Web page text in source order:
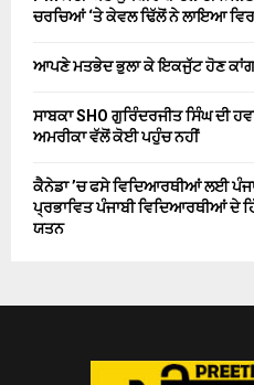
ਚਰਚਿਆਂ ‘ਤੇ ਕੇਵਲ ਢਿੱਲੋਂ ਨੇ ਲਾਇਆ
ਆਪਣੇ ਮਤਭੇਦ ਭੁਲਾ ਕੇ ਇਕਜੁੱਟ ਹੋਣ
ਸਾਬਕਾ SHO ਗੁਰਿੰਦਰਜੀਤ ਸਿੰਘ ਦੀ
ਅਮਰੀਕਾ ਵੱਲੋਂ ਕੋਈ ਪਹੁੰਚ ਨਹੀਂ
ਕੈਨੇਡਾ ’ਚ ਫਸੇ ਵਿਦਿਆਰਥੀਆਂ ਲਈ
ਪ੍ਰਭਾਵਿਤ ਪੰਜਾਬੀ ਵਿਦਿਆਰਥੀਆਂ ਦੇ
ਯਤਨ